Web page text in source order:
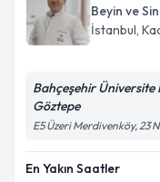
Beyin ve
İstanbul,
Bahçeşehir Üniversite
Göztepe
E5 Üzeri Merdivenköy, 23
En Yakın Saatler